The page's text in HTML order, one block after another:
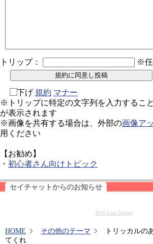
トリップ： ※任
下げ 規約 マナー
※トリップに特定の文字列を入力するこ
が表示されます
※画像を共有する場合は、外部の画像ア
用ください
【お勧め】
・ 初心者さん向けトピック
セイチャットからのお知らせ
RSS Feed Widget
HOME その他のテーマ
トリッカルの
てくれ